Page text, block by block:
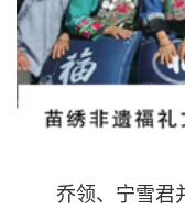
乔领、宁雪君并